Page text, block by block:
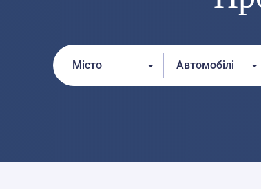
Місто Автомобілі